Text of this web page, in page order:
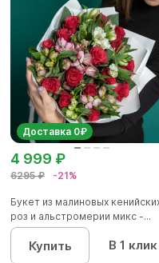
Доставка 0₽
6295 ₽ -21%
4 999 ₽
Букет из малиновых
роз и альстромерии микс -...
Купить В 1 клик